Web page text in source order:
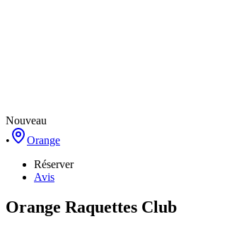
Nouveau
•
Orange
Réserver
Avis
Orange Raquettes Club